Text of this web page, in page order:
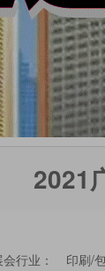
2021
行业： 印刷/